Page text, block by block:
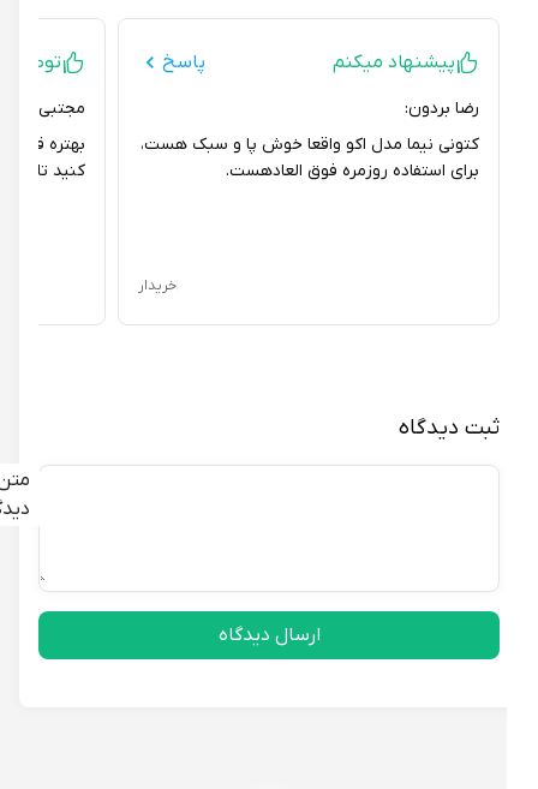
ثبت دیدگاه
متن
دیدگاه
ارسال دیدگاه
پیشنهاد میکنم پاسخ
رضا بردون:
کتونی نیما مدل اکو واقعا خوش پا و سبک هست،
برای استفاده روزمره فوق العادهست.
خریدار
توصیه ای
مجتبی دلیرپور:
بهتره قبل از
کنید تا سایز